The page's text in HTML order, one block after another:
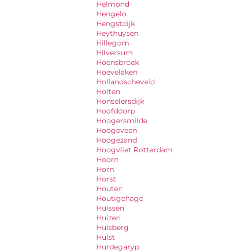
Helmond
Hengelo
Hengstdijk
Heythuysen
Hillegom
Hilversum
Hoensbroek
Hoevelaken
Hollandscheveld
Holten
Honselersdijk
Hoofddorp
Hoogersmilde
Hoogeveen
Hoogezand
Hoogvliet Rotterdam
Hoorn
Horn
Horst
Houten
Houtigehage
Huissen
Huizen
Hulsberg
Hulst
Hurdegaryp